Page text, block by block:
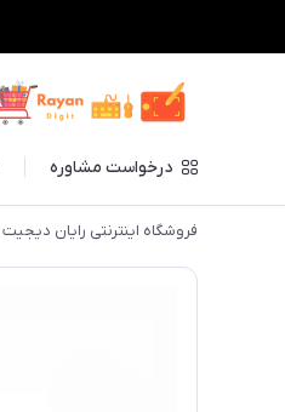
درخواست مشاوره
فروشگاه اینترنتی رایان دیجیت